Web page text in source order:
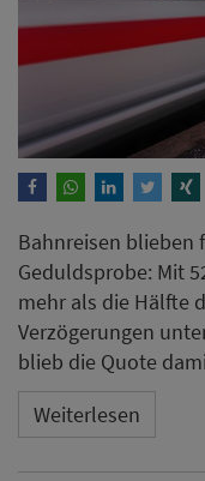
Bahnreisen blieben
Geduldsprobe: Mit
mehr als die Hälfte
Verzögerungen
blieb die Quote
Weiterlesen